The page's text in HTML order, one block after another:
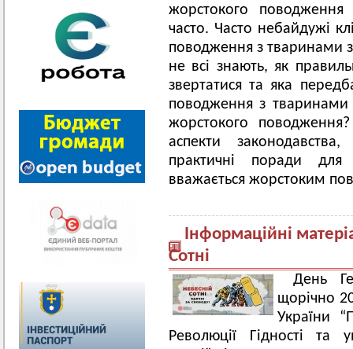
жорстокого
часто. Часто небайдужі
поводження з тваринами
не всі знають, як
звертатися та яка
поводження з тваринами
жорстокого
аспекти
практичні поради для
вважається жорстоким
Інформаційні
Сотні
День
щорічно
України
Революції Гідності та